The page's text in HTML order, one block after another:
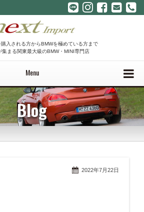
入される方からBMWを極めている方まで
集まる関東最大級のBMW・MINI専門店
Menu
Blog
2022年7月22日